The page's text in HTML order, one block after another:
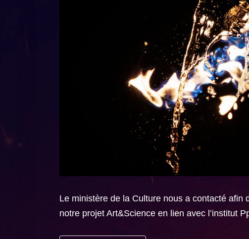
Le ministère de la Culture nous a contacté afin
notre projet Art&Science en lien avec l’institut